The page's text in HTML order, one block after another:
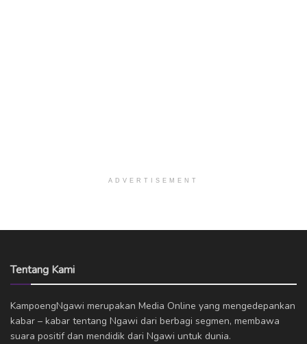
ADVERTISEMENT
Tentang Kami
KampoengNgawi merupakan Media Online yang mengedepankan
kabar – kabar tentang Ngawi dari berbagi segmen, membawa
suara positif dan mendidik dari Ngawi untuk dunia.